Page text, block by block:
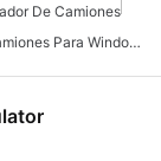
De Camiones
Simulador De Camiones Para Windows 7